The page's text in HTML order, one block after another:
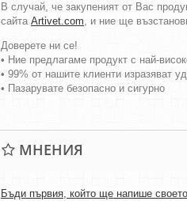
В случай, че закупеният от Вас
сайта Artivet.com, и ние ще
Доверете ни се!
• Ние предлагаме продукт с най-
• 99% от нашите клиенти изразяват
• Пазарувате безопасно и сигурно
МНЕНИЯ
Бъди първия, който ще напише